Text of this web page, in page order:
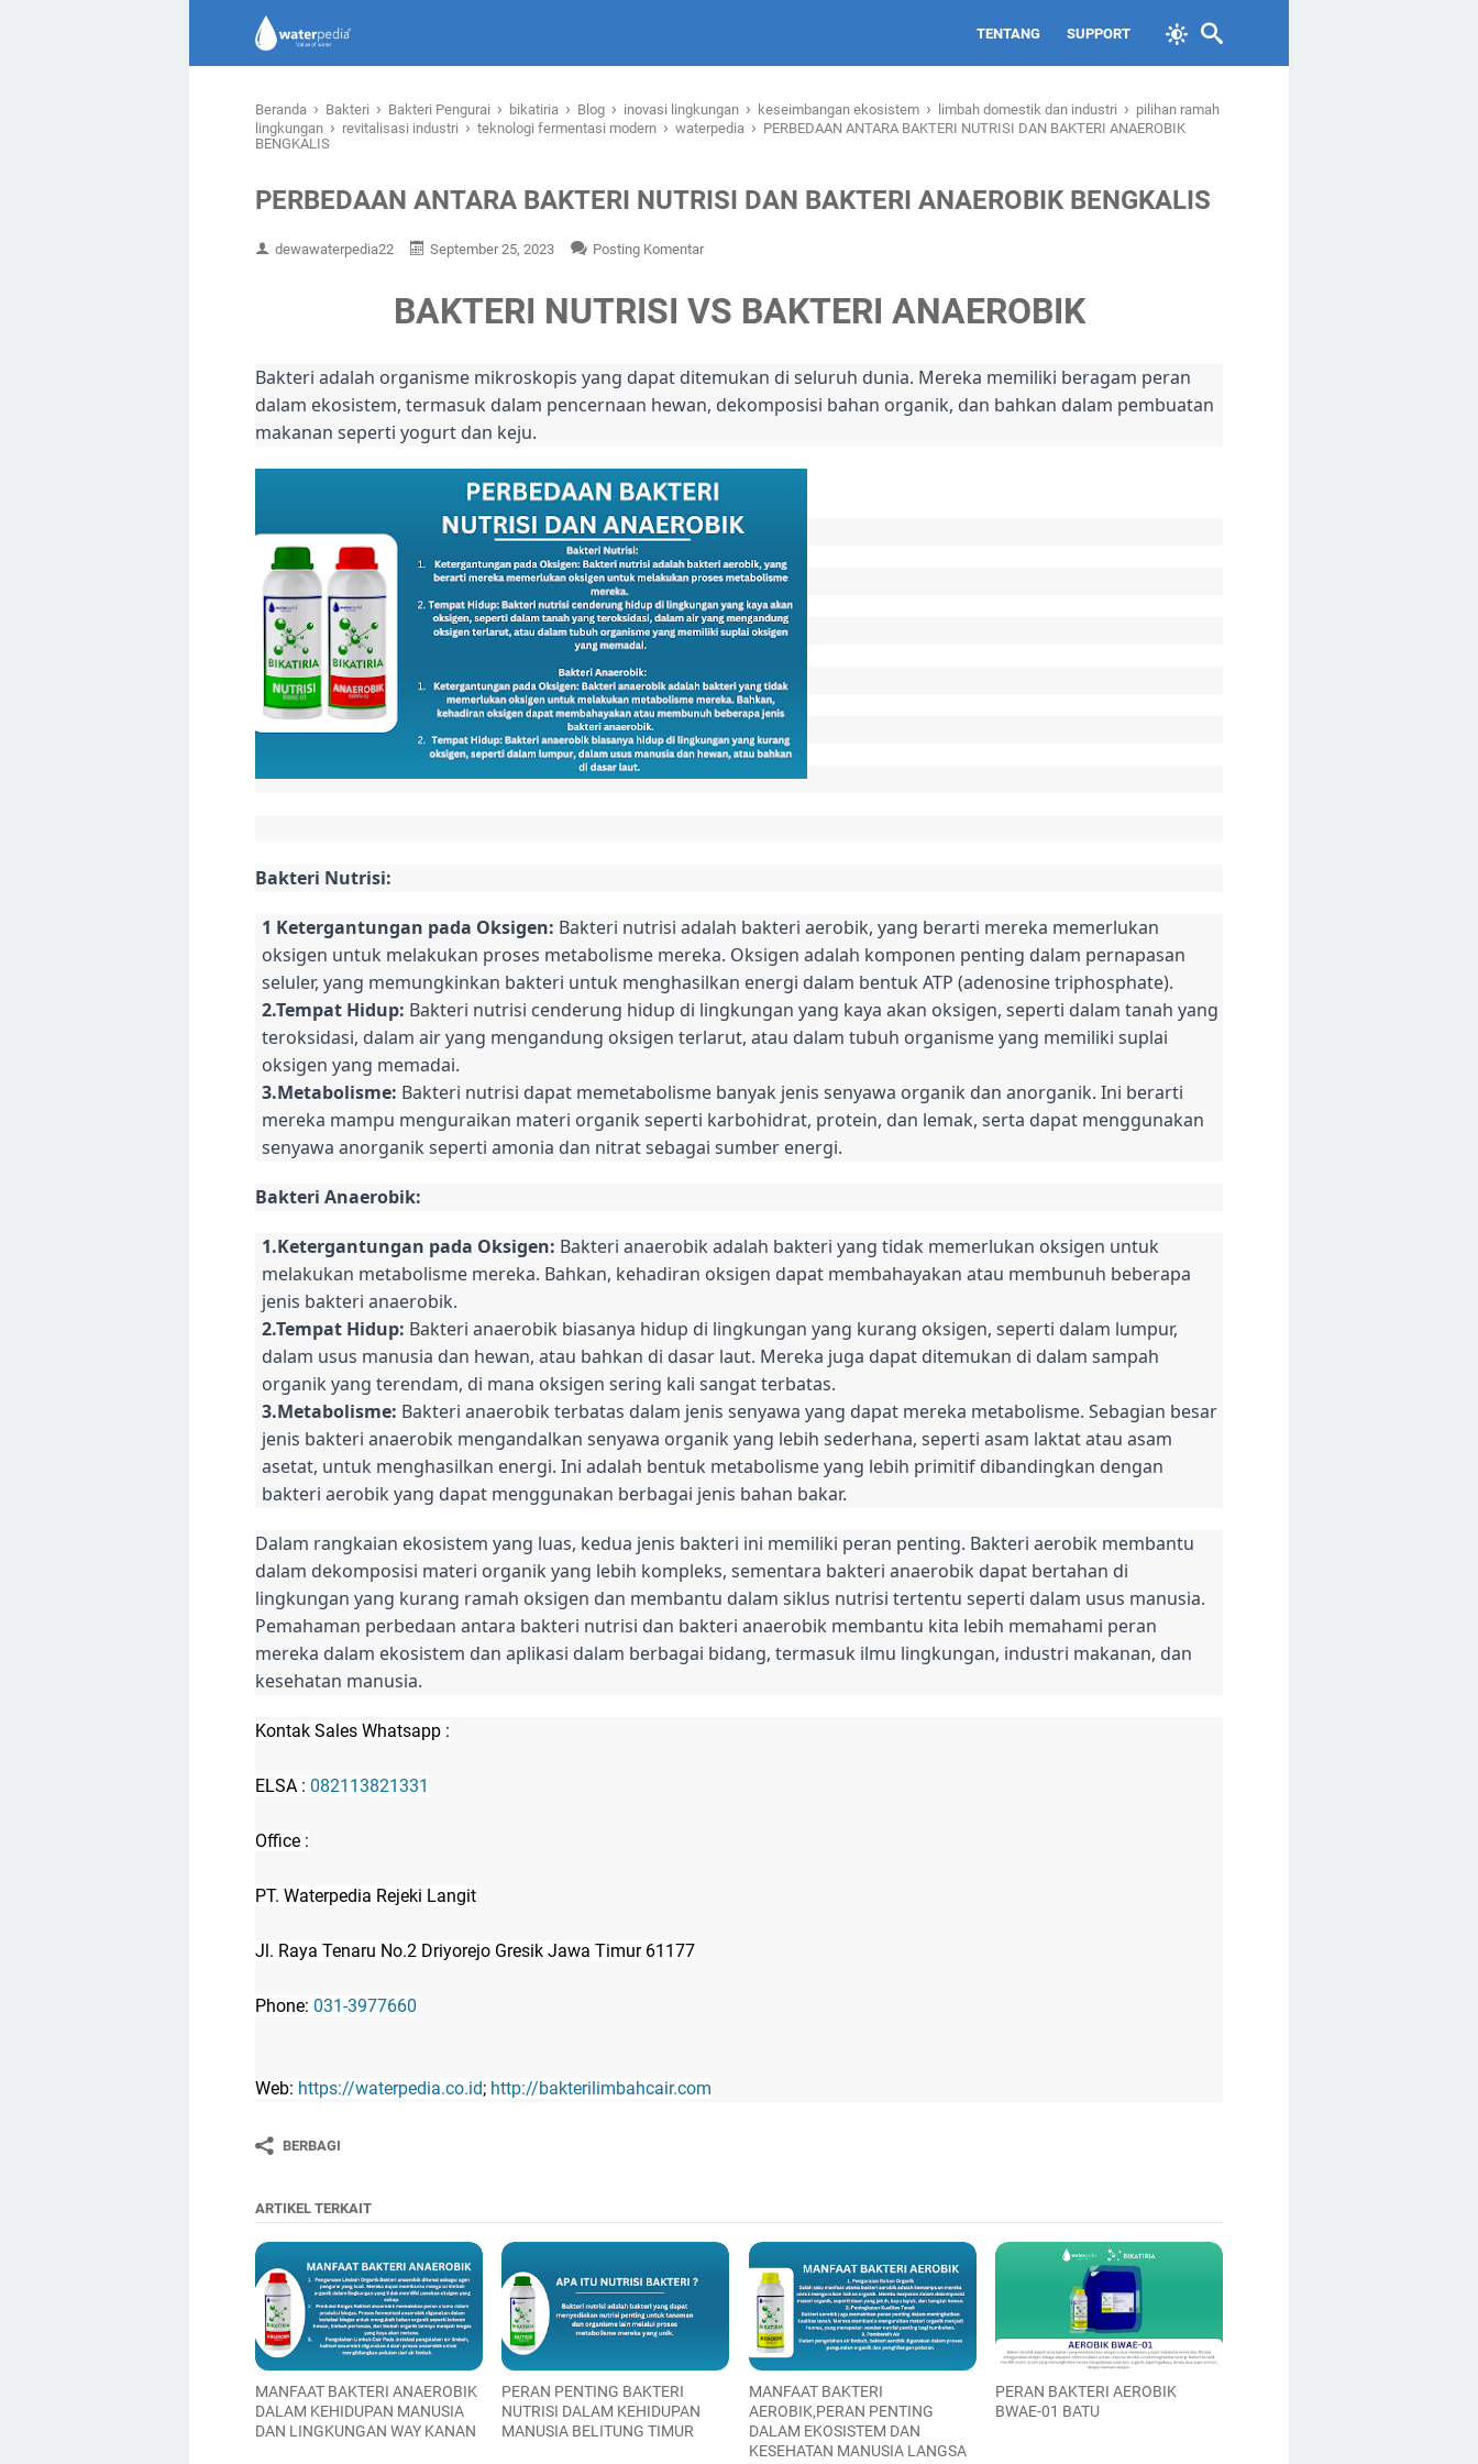
TENTANG SUPPORT
Beranda › Bakteri › Bakteri Pengurai › bikatiria › Blog › inovasi lingkungan › keseimbangan ekosistem › limbah domestik dan industri › pilihan ramah
lingkungan › revitalisasi industri › teknologi fermentasi modern › waterpedia › PERBEDAAN ANTARA BAKTERI NUTRISI DAN BAKTERI ANAEROBIK
BENGKALIS
PERBEDAAN ANTARA BAKTERI NUTRISI DAN BAKTERI ANAEROBIK BENGKALIS
dewawaterpedia22 September 25, 2023 Posting Komentar
BAKTERI NUTRISI VS BAKTERI ANAEROBIK
Bakteri adalah organisme mikroskopis yang dapat ditemukan di seluruh dunia. Mereka memiliki beragam peran
dalam ekosistem, termasuk dalam pencernaan hewan, dekomposisi bahan organik, dan bahkan dalam pembuatan
makanan seperti yogurt dan keju.
Bakteri Nutrisi:
1 Ketergantungan pada Oksigen: Bakteri nutrisi adalah bakteri aerobik, yang berarti mereka memerlukan
oksigen untuk melakukan proses metabolisme mereka. Oksigen adalah komponen penting dalam pernapasan
seluler, yang memungkinkan bakteri untuk menghasilkan energi dalam bentuk ATP (adenosine triphosphate).
2.Tempat Hidup: Bakteri nutrisi cenderung hidup di lingkungan yang kaya akan oksigen, seperti dalam tanah yang
teroksidasi, dalam air yang mengandung oksigen terlarut, atau dalam tubuh organisme yang memiliki suplai
oksigen yang memadai.
3.Metabolisme: Bakteri nutrisi dapat memetabolisme banyak jenis senyawa organik dan anorganik. Ini berarti
mereka mampu menguraikan materi organik seperti karbohidrat, protein, dan lemak, serta dapat menggunakan
senyawa anorganik seperti amonia dan nitrat sebagai sumber energi.
Bakteri Anaerobik:
1.Ketergantungan pada Oksigen: Bakteri anaerobik adalah bakteri yang tidak memerlukan oksigen untuk
melakukan metabolisme mereka. Bahkan, kehadiran oksigen dapat membahayakan atau membunuh beberapa
jenis bakteri anaerobik.
2.Tempat Hidup: Bakteri anaerobik biasanya hidup di lingkungan yang kurang oksigen, seperti dalam lumpur,
dalam usus manusia dan hewan, atau bahkan di dasar laut. Mereka juga dapat ditemukan di dalam sampah
organik yang terendam, di mana oksigen sering kali sangat terbatas.
3.Metabolisme: Bakteri anaerobik terbatas dalam jenis senyawa yang dapat mereka metabolisme. Sebagian besar
jenis bakteri anaerobik mengandalkan senyawa organik yang lebih sederhana, seperti asam laktat atau asam
asetat, untuk menghasilkan energi. Ini adalah bentuk metabolisme yang lebih primitif dibandingkan dengan
bakteri aerobik yang dapat menggunakan berbagai jenis bahan bakar.
Dalam rangkaian ekosistem yang luas, kedua jenis bakteri ini memiliki peran penting. Bakteri aerobik membantu
dalam dekomposisi materi organik yang lebih kompleks, sementara bakteri anaerobik dapat bertahan di
lingkungan yang kurang ramah oksigen dan membantu dalam siklus nutrisi tertentu seperti dalam usus manusia.
Pemahaman perbedaan antara bakteri nutrisi dan bakteri anaerobik membantu kita lebih memahami peran
mereka dalam ekosistem dan aplikasi dalam berbagai bidang, termasuk ilmu lingkungan, industri makanan, dan
kesehatan manusia.
Kontak Sales Whatsapp :
ELSA : 082113821331
Office :
PT. Waterpedia Rejeki Langit
Jl. Raya Tenaru No.2 Driyorejo Gresik Jawa Timur 61177
Phone: 031-3977660
Web: https://waterpedia.co.id; http://bakterilimbahcair.com
BERBAGI
ARTIKEL TERKAIT
MANFAAT BAKTERI ANAEROBIK
DALAM KEHIDUPAN MANUSIA
DAN LINGKUNGAN WAY KANAN
PERAN PENTING BAKTERI
NUTRISI DALAM KEHIDUPAN
MANUSIA BELITUNG TIMUR
MANFAAT BAKTERI
AEROBIK,PERAN PENTING
DALAM EKOSISTEM DAN
KESEHATAN MANUSIA LANGSA
PERAN BAKTERI AEROBIK
BWAE-01 BATU